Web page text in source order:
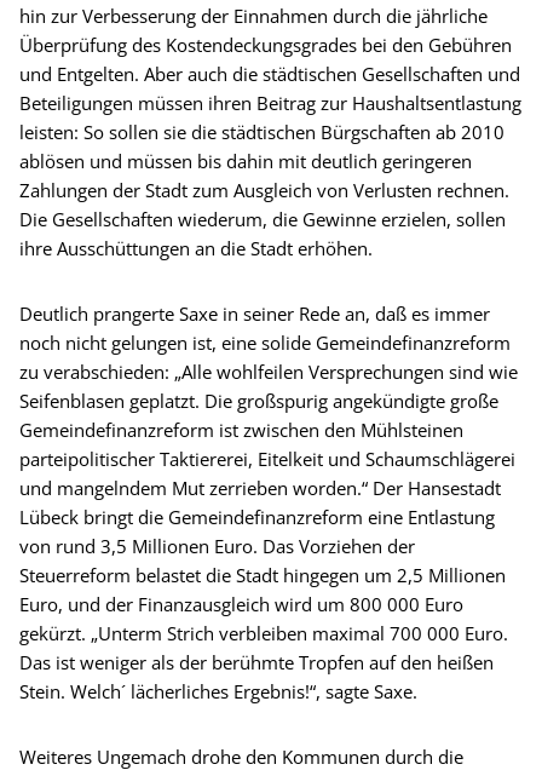
hin zur Verbesserung der Einnahmen durch die jährliche
Überprüfung des Kostendeckungsgrades bei den Gebühren
und Entgelten. Aber auch die städtischen Gesellschaften und
Beteiligungen müssen ihren Beitrag zur Haushaltsentlastung
leisten: So sollen sie die städtischen Bürgschaften ab 2010
ablösen und müssen bis dahin mit deutlich geringeren
Zahlungen der Stadt zum Ausgleich von Verlusten rechnen.
Die Gesellschaften wiederum, die Gewinne erzielen, sollen
ihre Ausschüttungen an die Stadt erhöhen.
Deutlich prangerte Saxe in seiner Rede an, daß es immer
noch nicht gelungen ist, eine solide Gemeindefinanzreform
zu verabschieden: „Alle wohlfeilen Versprechungen sind wie
Seifenblasen geplatzt. Die großspurig angekündigte große
Gemeindefinanzreform ist zwischen den Mühlsteinen
parteipolitischer Taktiererei, Eitelkeit und Schaumschlägerei
und mangelndem Mut zerrieben worden.“ Der Hansestadt
Lübeck bringt die Gemeindefinanzreform eine Entlastung
von rund 3,5 Millionen Euro. Das Vorziehen der
Steuerreform belastet die Stadt hingegen um 2,5 Millionen
Euro, und der Finanzausgleich wird um 800 000 Euro
gekürzt. „Unterm Strich verbleiben maximal 700 000 Euro.
Das ist weniger als der berühmte Tropfen auf den heißen
Stein. Welch´ lächerliches Ergebnis!“, sagte Saxe.
Weiteres Ungemach drohe den Kommunen durch die